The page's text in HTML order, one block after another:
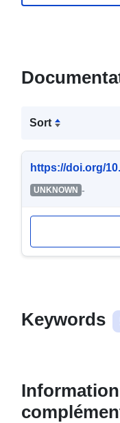
Sort
https://doi.org/
UNKNOWN -
Keywords